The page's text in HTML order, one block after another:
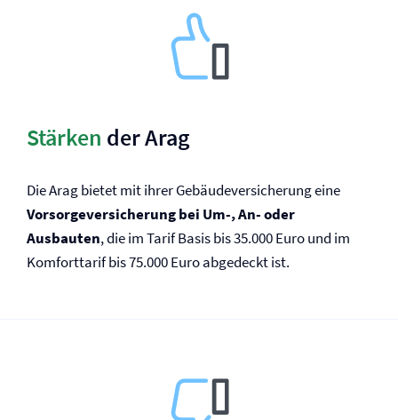
Stärken der Arag
Die Arag bietet mit ihrer Gebäude­versicherung eine
Vorsorge­versicherung bei Um-, An- oder
Ausbauten, die im Tarif Basis bis 35.000 Euro und im
Komforttarif bis 75.000 Euro abgedeckt ist.